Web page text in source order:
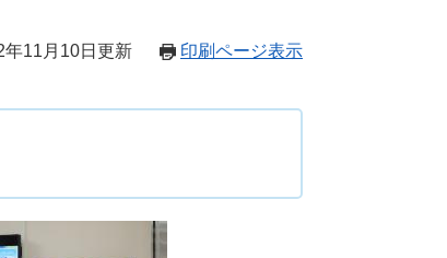
年11月10日更新 印刷ページ表示